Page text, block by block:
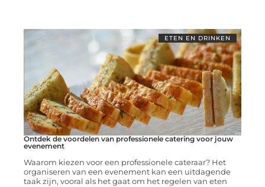
ETEN EN DRINKEN
Ontdek de voordelen van professionele catering voor jouw
evenement
Waarom kiezen voor een professionele cateraar? Het
organiseren van een evenement kan een uitdagende
taak zijn, vooral als het gaat om het regelen van eten